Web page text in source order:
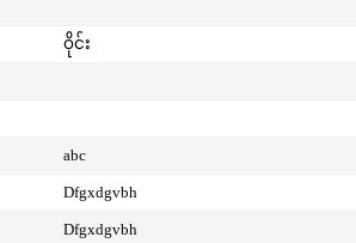
ဝိုင်း
abc
Dfgxdgvbh
Dfgxdgvbh